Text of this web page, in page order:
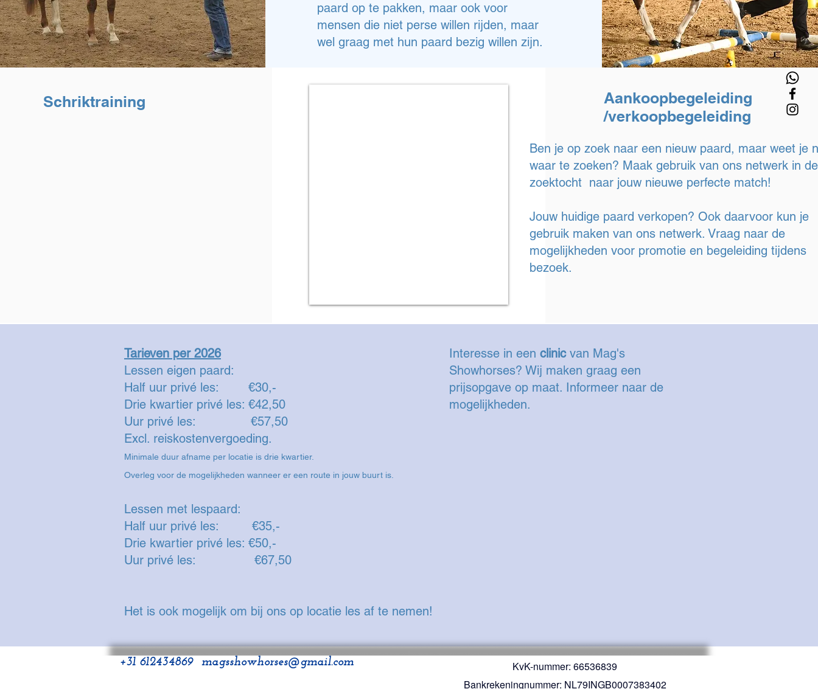
paard op te pakken, maar ook voor
mensen die niet perse willen rijden, maar
wel graag met hun paard bezig willen zijn.
Schriktraining
Aankoopbegeleiding
/verkoopbegeleiding
Ben je op zoek naar een nieuw paard, maar weet je
waar te zoeken? Maak gebruik van ons netwerk in de
zoektocht naar jouw nieuwe perfecte match!
Jouw huidige paard verkopen? Ook daarvoor kun je
gebruik maken van ons netwerk. Vraag naar de
mogelijkheden voor promotie en begeleiding tijdens
bezoek.
Tarieven per 2026
Lessen eigen paard:
Half uur privé les: €30,-
Drie kwartier privé les: €42,50
Uur privé les: €57,50
Excl. reiskostenvergoeding.
Minimale duur afname per locatie is drie kwartier.
Overleg voor de mogelijkheden wanneer er een route in jouw buurt is.
Lessen met lespaard:
Half uur privé les: €35,-
Drie kwartier privé les: €50,-
Uur privé les: €67,50
Het is ook mogelijk om bij ons op locatie les af te nemen!
Interesse in een clinicvan Mag's
Showhorses? Wij maken graag een
prijsopgave op maat. Informeer naar de
mogelijkheden.
+31 612434869 magsshowhorses@gmail.com
KvK-nummer: 66536839
Bankrekeningnummer: NL79INGB0007383402